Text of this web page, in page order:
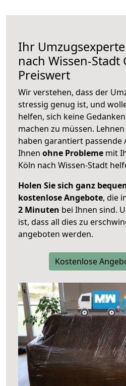
Ihr
nach Wissen-Stadt
Preiswert
Wir verstehen, dass der
stressig genug ist, und
helfen, sich keine
machen zu müssen.
haben garantiert passende
Ihnen ohne Probleme mit
Köln nach Wissen-Stadt
Holen Sie sich ganz
kostenlose Angebote, die
2 Minuten bei Ihnen sind.
ist, dass all dies zu
angeboten werden.
Kostenlose